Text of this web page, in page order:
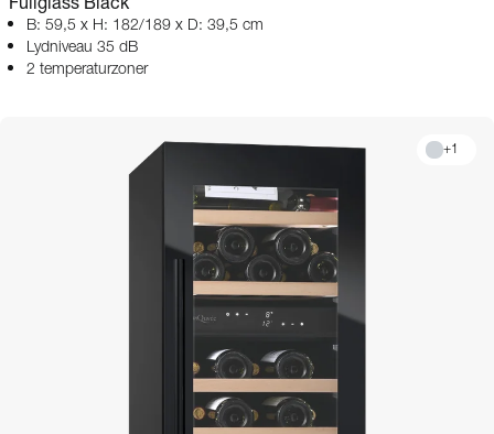
B: 59,5 x H: 182/189 x D: 39,5 cm
Lydniveau 35 dB
2 temperaturzoner
+1